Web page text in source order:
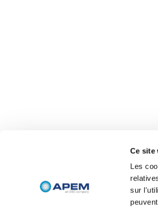
Ce site
Les
sur